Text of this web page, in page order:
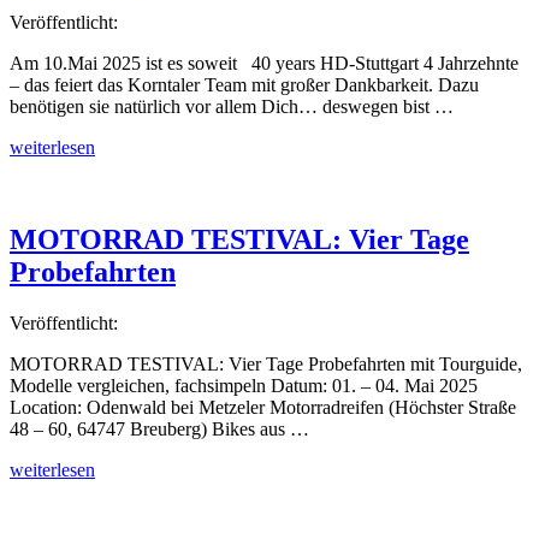
Veröffentlicht:
Am 10.Mai 2025 ist es soweit 40 years HD-Stuttgart 4 Jahrzehnte
– das feiert das Korntaler Team mit großer Dankbarkeit. Dazu
benötigen sie natürlich vor allem Dich… deswegen bist …
„Harley-
4
Jahrzehnte“
weiterlesen
MOTORRAD TESTIVAL: Vier Tage
Probefahrten
Veröffentlicht:
MOTORRAD TESTIVAL: Vier Tage Probefahrten mit Tourguide,
Modelle vergleichen, fachsimpeln Datum: 01. – 04. Mai 2025
Location: Odenwald bei Metzeler Motorradreifen (Höchster Straße
48 – 60, 64747 Breuberg) Bikes aus …
„MOTORRAD
weiterlesen